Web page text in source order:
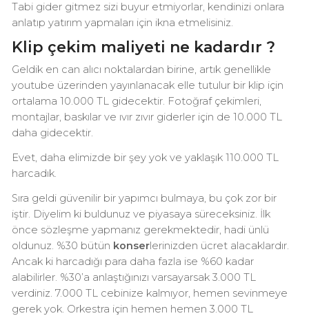
Tabi gider gitmez sizi buyur etmiyorlar, kendinizi onlara
anlatıp yatırım yapmaları için ikna etmelisiniz.
Klip çekim maliyeti ne kadardır ?
Geldik en can alıcı noktalardan birine, artık genellikle
youtube üzerinden yayınlanacak elle tutulur bir klip için
ortalama 10.000 TL gidecektir. Fotoğraf çekimleri,
montajlar, baskılar ve ıvır zıvır giderler için de 10.000 TL
daha gidecektir.
Evet, daha elimizde bir şey yok ve yaklaşık 110.000 TL
harcadık.
Sıra geldi güvenilir bir yapımcı bulmaya, bu çok zor bir
iştir. Diyelim ki buldunuz ve piyasaya süreceksiniz. İlk
önce sözleşme yapmanız gerekmektedir, hadi ünlü
oldunuz. %30 bütün konserlerinizden ücret alacaklardır.
Ancak ki harcadığı para daha fazla ise %60 kadar
alabilirler. %30’a anlaştığınızı varsayarsak 3.000 TL
verdiniz. 7.000 TL cebinize kalmıyor, hemen sevinmeye
gerek yok. Orkestra için hemen hemen 3.000 TL